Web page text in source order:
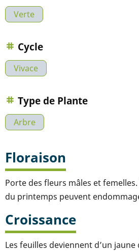
Verte
Cycle
Vivace
Type de Plante
Arbre
Floraison
Porte des fleurs mâles et
du printemps peuvent
Croissance
Les feuilles deviennent d’un